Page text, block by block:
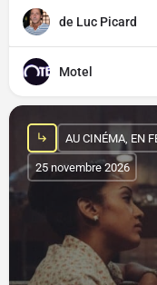
de Luc Picard
Motel
AU CINÉMA, EN
25 novembre 2026